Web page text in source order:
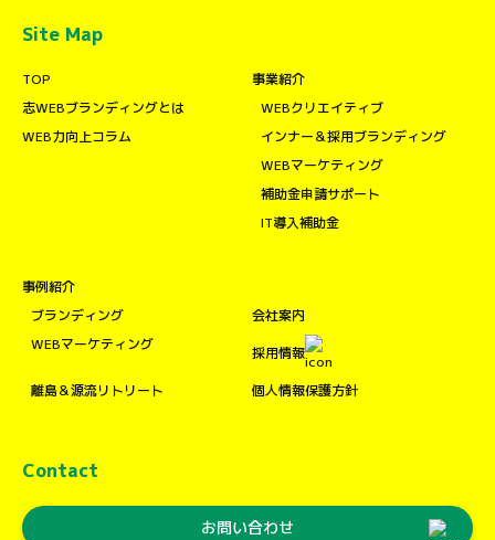
Site Map
TOP
志WEBブランディングとは
WEB力向上コラム
事業紹介
WEBクリエイティブ
インナー＆採用ブランディング
WEBマーケティング
補助金申請サポート
IT導入補助金
事例紹介
ブランディング
WEBマーケティング
離島＆源流リトリート
会社案内
採用情報
個人情報保護方針
Contact
お問い合わせ